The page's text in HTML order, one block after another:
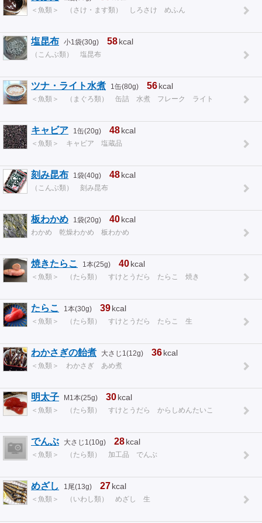
＜魚類＞ （さけ・ます類） しろさけ めふん
塩昆布 小1袋(30g) 58kcal
（こんぶ類） 塩昆布
ツナ・ライト水煮 1缶(80g) 56kcal
＜魚類＞ （まぐろ類） 缶詰 水煮 フレーク ライト
キャビア 1缶(20g) 48kcal
＜魚類＞ キャビア 塩蔵品
刻み昆布 1袋(40g) 48kcal
（こんぶ類） 刻み昆布
板わかめ 1袋(20g) 40kcal
わかめ 乾燥わかめ 板わかめ
焼きたらこ 1本(25g) 40kcal
＜魚類＞ （たら類） すけとうだら たらこ 焼き
たらこ 1本(30g) 39kcal
＜魚類＞ （たら類） すけとうだら たらこ 生
わかさぎの飴煮 大さじ1(12g) 36kcal
＜魚類＞ わかさぎ あめ煮
明太子 M1本(25g) 30kcal
＜魚類＞ （たら類） すけとうだら からしめんたいこ
でんぶ 大さじ1(10g) 28kcal
＜魚類＞ （たら類） 加工品 でんぶ
めざし 1尾(13g) 27kcal
＜魚類＞ （いわし類） めざし 生